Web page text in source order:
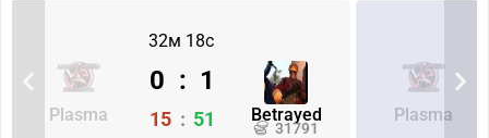
32м 18с
Plasma Betrayed
31791
0 : 1
15 : 51 Plasma